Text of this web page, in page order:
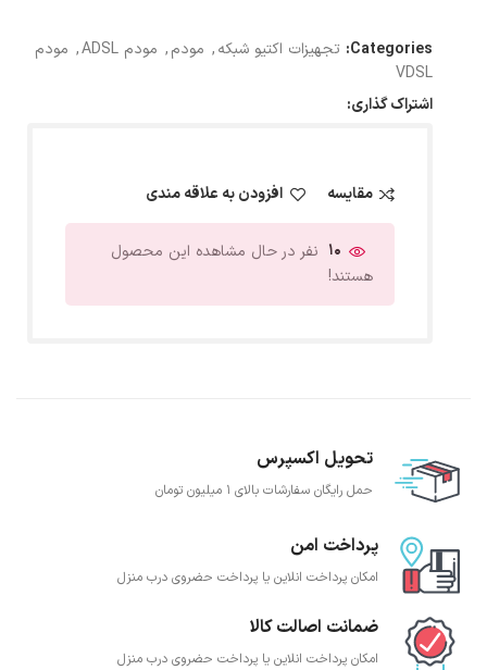
Categories: تجهیزات اکتیو شبکه, مودم, مودم ADSL , مودم
VDSL
اشتراک گذاری:
مقایسه افزودن به علاقه مندی
10 نفر در حال مشاهده این محصول
هستند!
تحویل اکسپرس
حمل رایگان سفارشات بالای 1 میلیون تومان
پرداخت امن
امکان پرداخت انلاین یا پرداخت حضروی درب منزل
ضمانت اصالت کالا
امکان پرداخت انلاین یا پرداخت حضروی درب منزل